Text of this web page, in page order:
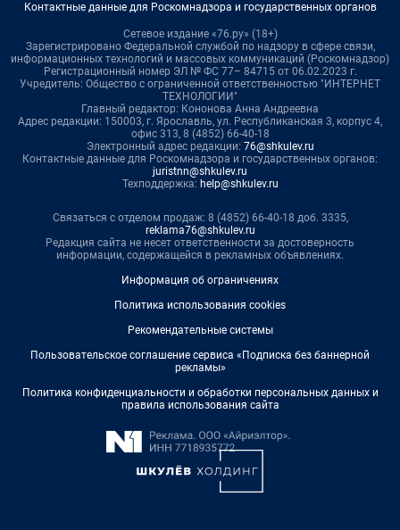
Контактные данные для Роскомнадзора и государственных органов
Сетевое издание «76.ру» (18+)
Зарегистрировано Федеральной службой по надзору в сфере связи,
информационных технологий и массовых коммуникаций (Роскомнадзор)
Регистрационный номер ЭЛ № ФС 77– 84715 от 06.02.2023 г.
Учредитель: Общество с ограниченной ответственностью "ИНТЕРНЕТ
ТЕХНОЛОГИИ"
Главный редактор: Кононова Анна Андреевна
Адрес редакции: 150003, г. Ярославль, ул. Республиканская 3, корпус 4,
офис 313, 8 (4852) 66-40-18
Электронный адрес редакции: 76@shkulev.ru
Контактные данные для Роскомнадзора и государственных органов:
juristnn@shkulev.ru
Техподдержка: help@shkulev.ru
Связаться с отделом продаж: 8 (4852) 66-40-18 доб. 3335,
reklama76@shkulev.ru
Редакция сайта не несет ответственности за достоверность
информации, содержащейся в рекламных объявлениях.
Информация об ограничениях
Политика использования cookies
Рекомендательные системы
Пользовательское соглашение сервиса «Подписка без баннерной
рекламы»
Политика конфиденциальности и обработки персональных данных и
правила использования сайта